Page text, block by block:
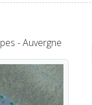
- Auvergne